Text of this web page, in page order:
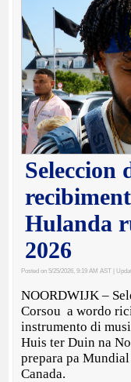
Seleccion
Hulanda
2026
Posted on 5/25/2026, 9:19 AM AST |
NOORDWIJK –
Corsou a wordo
instrumento di
Huis ter Duin na
prepara pa
Canada.